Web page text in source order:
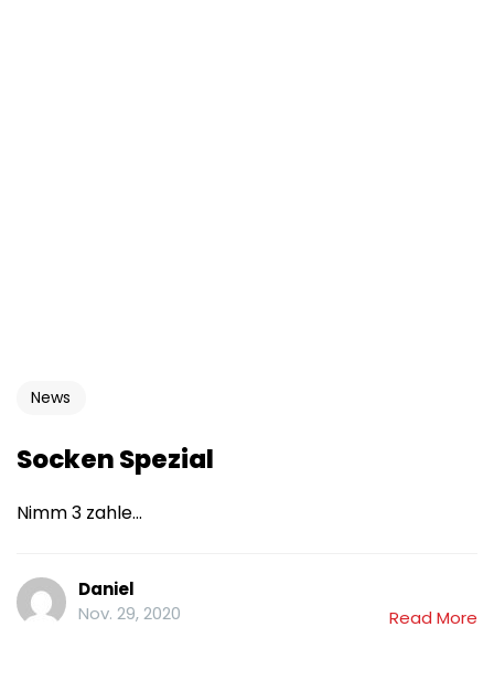
News
Socken Spezial
Nimm 3 zahle...
Daniel
Nov. 29, 2020
Read More